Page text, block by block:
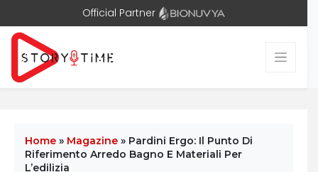
Official Partner
Home » Magazine » Pardini Ergo: Il Punto Di
Riferimento Arredo Bagno E Materiali Per
L’edilizia